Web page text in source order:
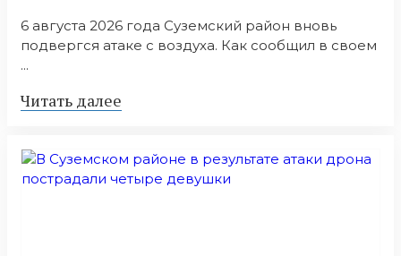
6 августа 2026 года Суземский район вновь
подвергся атаке с воздуха. Как сообщил в своем
...
Читать далее